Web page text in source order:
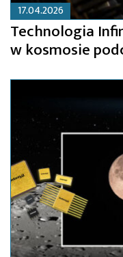
17.04.2026
Technologia
w kosmosie